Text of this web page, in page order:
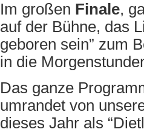
Im großen Finale,
auf der Bühne, das
geboren sein” zum
in die
Das ganze
umrandet von
dieses Jahr als